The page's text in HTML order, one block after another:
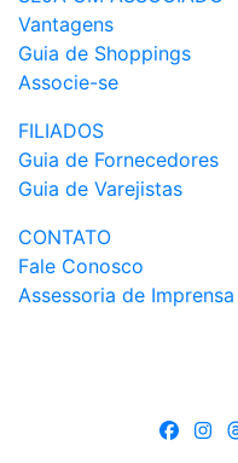
Vantagens
Guia de Shoppings
Associe-se
FILIADOS
Guia de Fornecedores
Guia de Varejistas
CONTATO
Fale Conosco
Assessoria de Imprensa